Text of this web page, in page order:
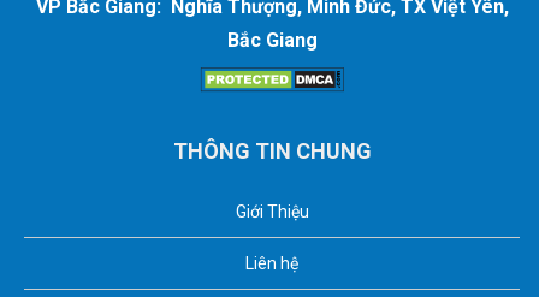
VP Bắc Giang: Nghĩa Thượng, Minh Đức, TX Việt Yên,
Bắc Giang
THÔNG TIN CHUNG
Giới Thiệu
Liên hệ